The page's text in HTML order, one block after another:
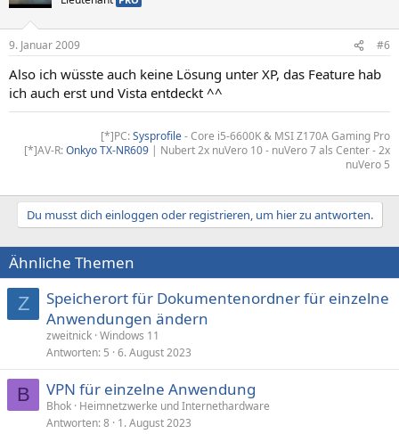
9. Januar 2009 #6
Also ich wüsste auch keine Lösung unter XP, das Feature hab
ich auch erst und Vista entdeckt ^^
[*]PC:Sysprofile- Core i5-6600K & MSI Z170A Gaming Pro
[*]AV-R:Onkyo TX-NR609 | Nubert 2x nuVero 10 - nuVero 7 als Center - 2x
nuVero 5
Du musst dich einloggen oder registrieren, um hier zu antworten.
Ähnliche Themen
Z
Speicherort für Dokumentenordner für einzelne
Anwendungen ändern
zweitnick Windows 11
Antworten 5 6. August 2023
B VPN für einzelne Anwendung
Bhok Heimnetzwerke und Internethardware
Antworten 8 1. August 2023